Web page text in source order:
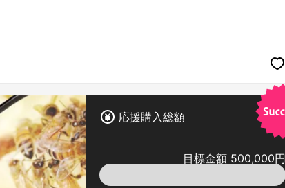
応援購入総額
目標金額 500,000円